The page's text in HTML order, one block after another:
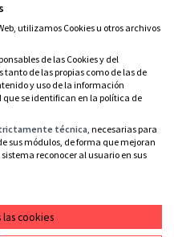
SM
de uso
privacidad
cookies
utilizamos Cookies u otros archivos
de las Cookies y del
de las propias como de las de
y uso de la información
que se identifican en la política de
técnica, necesarias para
sus módulos, de forma que mejoran
reconocer al usuario en sus
cookies